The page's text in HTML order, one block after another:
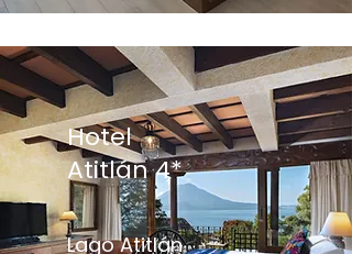
Hotel
Atitlán 4*
Lago Atitlán